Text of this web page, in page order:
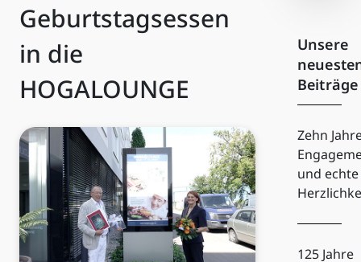
Geburtstagsessen
in die
HOGALOUNGE
Unsere
Beiträge
Zehn
und echte
125 Jahre